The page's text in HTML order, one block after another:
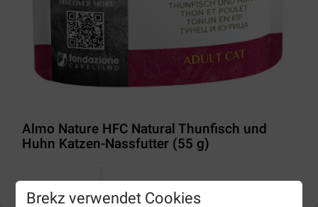
Brekz verwendet Cookies
Almo Nature HFC Natural Thunfisch und
Huhn Katzen-Nassfutter (55 g)